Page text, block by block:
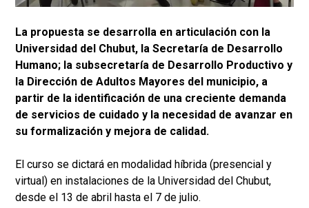
La propuesta se desarrolla en articulación con la
Universidad del Chubut, la Secretaría de Desarrollo
Humano; la subsecretaría de Desarrollo Productivo y
la Dirección de Adultos Mayores del municipio, a
partir de la identificación de una creciente demanda
de servicios de cuidado y la necesidad de avanzar en
su formalización y mejora de calidad.
El curso se dictará en modalidad híbrida (presencial y
virtual) en instalaciones de la Universidad del Chubut,
desde el 13 de abril hasta el 7 de julio.